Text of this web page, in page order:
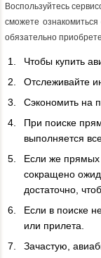
Воспользуйтесь
сможете
обязательно
Чтобы купить
Отслеживайте
Сэкономить на
При поиске
выполняется
Если же прямых
сокращено
достаточно,
Если в поиске
или прилета.
Зачастую,